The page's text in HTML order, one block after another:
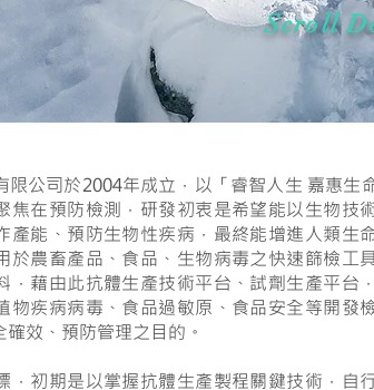
Scroll
限公司於2004年成立，以「睿智人生 嘉惠生
焦在預防檢測，研發初衷是希望能以生物技
產能、預防生物性疾病，最終能增進人類生
於農畜產品、食品、生物病毒之快速篩檢工
，藉由此抗體生產技術平台、試劑生產平台
物疾病病毒、食品過敏原、食品安全等開發
效、預防管理之目的。
，初期是以掌握抗體生產製程關鍵技術，自